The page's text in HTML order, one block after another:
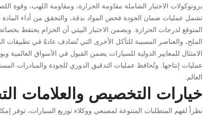
بروتوكولات الاختبار الشاملة مقاومة الحرارة، ومقاومة اللهب،
تشمل عمليات ضمان الجودة فحص المواد بدقة، والتحقق من أداء المادة
المتوقع لدرجات الحرارة. ويضمن الاختبار البيئي أن الحزام يحتفظ
الملح، والعناصر المسببة للتآكل الأخرى التي تُصادف عادةً في تطبيقات
الامتثال للمعايير الدولية للسيارات يضمن القبول في الأسواق
عمليات إنتاجها. وتُحافظ عمليات التدقيق الدوري للجودة والمبادرات
العالم.
خيارات التخصيص والعلامات
نظراً لفهم المتطلبات المتنوعة لمصنعي ووكلاء توزيع السيارات، توفر